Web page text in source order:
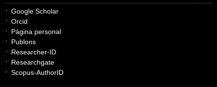
Google Scholar
Orcid
Página personal
Publons
Researcher-ID
Researchgate
Scopus-AuthorID